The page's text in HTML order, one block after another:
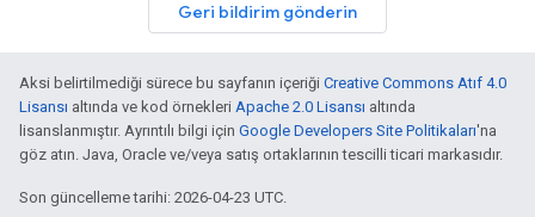
Geri bildirim gönderin
Aksi belirtilmediği sürece bu sayfanın içeriği Creative Commons Atıf 4.0
Lisansı altında ve kod örnekleri Apache 2.0 Lisansı altında
lisanslanmıştır. Ayrıntılı bilgi için Google Developers Site Politikaları'na
göz atın. Java, Oracle ve/veya satış ortaklarının tescilli ticari markasıdır.
Son güncelleme tarihi: 2026-04-23 UTC.